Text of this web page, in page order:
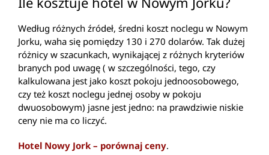
Według różnych źródeł, średni koszt noclegu w Nowym
Jorku, waha się pomiędzy 130 i 270 dolarów. Tak dużej
różnicy w szacunkach, wynikającej z różnych kryteriów
branych pod uwagę ( w szczególności, tego, czy
kalkulowana jest jako koszt pokoju jednoosobowego,
czy też koszt noclegu jednej osoby w pokoju
dwuosobowym) jasne jest jedno: na prawdziwie niskie
ceny nie ma co liczyć.
Hotel Nowy Jork – porównaj ceny.